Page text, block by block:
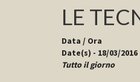
LE
TECNICHE
STILL
LE
Data / Ora
Date(s) - 18/03/2016
Tutto il giorno